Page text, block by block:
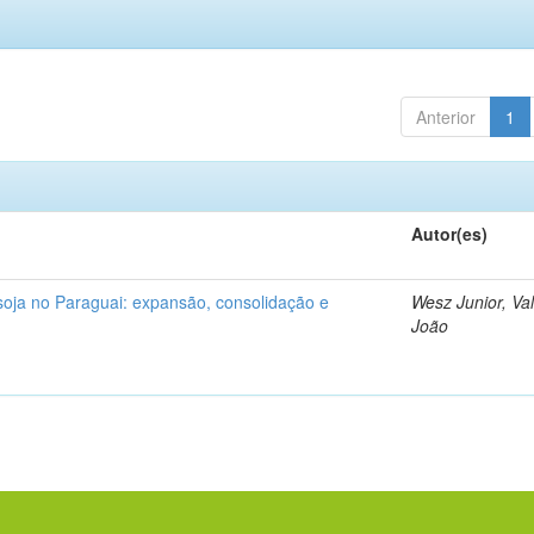
Anterior 1
Autor(es)
no Paraguai: expansão, consolidação e
Wesz Junior,
João